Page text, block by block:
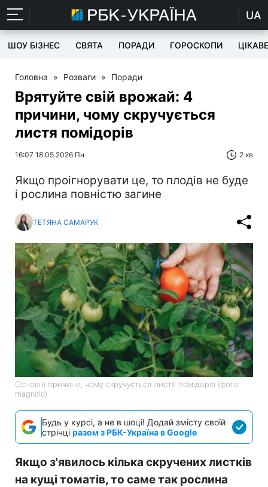
UA
ШОУ БІЗНЕС СВЯТА ПОРАДИ ГОРОСКОПИ ЦІКАВЕ
Головна » Розваги » Поради
Врятуйте свій врожай: 4
причини, чому скручується
листя помідорів
16:07 18.05.2026 Пн 2 хв
Якщо проігнорувати це, то плодів не буде
і рослина повністю загине
ТЕТЯНА САМАРУК
Основні причини, чому скручується листя помідорів (фото:
magnific)
Будь у курсі, а не в шоці! Додай змісту своїй
стрічці разом з РБК-Україна в Google
Якщо з'явилось кілька скручених листків
на кущі томатів, то саме так рослина